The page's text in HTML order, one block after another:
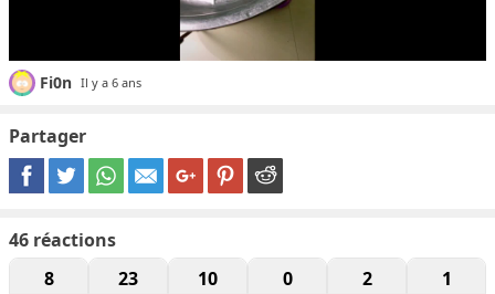
Fi0n Il y a 6 ans
Partager
46 réactions
8
23 10 0 2 1